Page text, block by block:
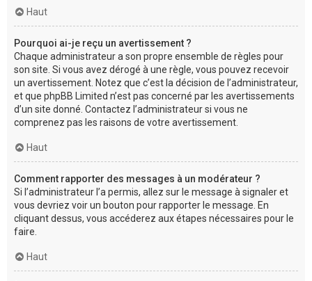
Haut
Pourquoi ai-je reçu un avertissement ?
Chaque administrateur a son propre ensemble de règles pour
son site. Si vous avez dérogé à une règle, vous pouvez recevoir
un avertissement. Notez que c’est la décision de l’administrateur,
et que phpBB Limited n’est pas concerné par les avertissements
d’un site donné. Contactez l’administrateur si vous ne
comprenez pas les raisons de votre avertissement.
Haut
Comment rapporter des messages à un modérateur ?
Si l’administrateur l’a permis, allez sur le message à signaler et
vous devriez voir un bouton pour rapporter le message. En
cliquant dessus, vous accéderez aux étapes nécessaires pour le
faire.
Haut